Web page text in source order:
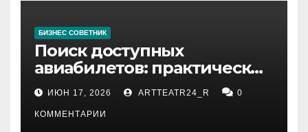
БИЗНЕС СОВЕТНИК
Поиск доступных
авиабилетов: практические
рекомендации
ИЮН 17, 2026 ARTTEATR24_R 0
КОММЕНТАРИИ